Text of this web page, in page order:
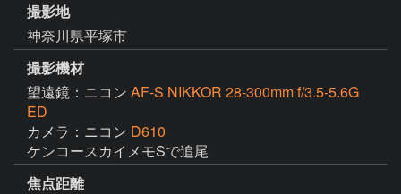
撮影地
神奈川県平塚市
撮影機材
望遠鏡：ニコン AF-S NIKKOR 28-300mm f/3.5-5.6G
ED
カメラ：ニコン D610
ケンコースカイメモSで追尾
焦点距離